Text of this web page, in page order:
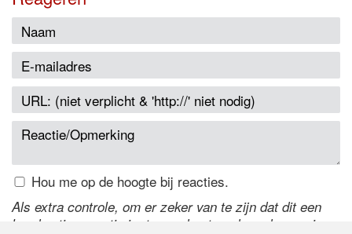
Hou me op de hoogte bij reacties.
Als extra controle, om er zeker van te zijn dat dit een
handmatige reactie is, typ onderstaande code over in